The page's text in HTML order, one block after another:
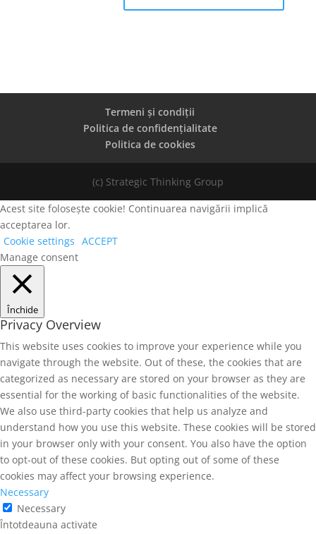
Termeni și condiții
Politica de confidențialitate
Politica de cookies
(c) Strategic Thinking Group
Acest site folosește cookie! Continuarea navigării implică
acceptarea lor.
Cookie settings ACCEPT
Manage consent
Închide
Privacy Overview
This website uses cookies to improve your experience while you
navigate through the website. Out of these, the cookies that are
categorized as necessary are stored on your browser as they are
essential for the working of basic functionalities of the website.
We also use third-party cookies that help us analyze and
understand how you use this website. These cookies will be stored
in your browser only with your consent. You also have the option
to opt-out of these cookies. But opting out of some of these
cookies may affect your browsing experience.
Necessary
Necessary
Întotdeauna activate